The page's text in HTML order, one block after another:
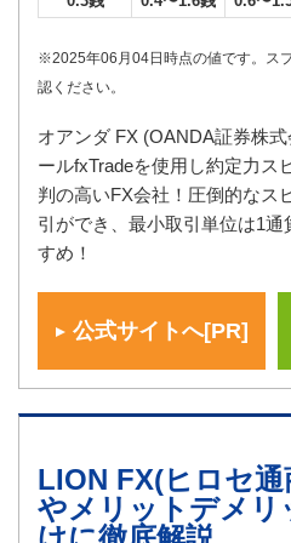
※2025年06月04日時点の値です。ス
認ください。
オアンダ FX (OANDA証券株
ールfxTradeを使用し約定力ス
判の高いFX会社！圧倒的なス
引ができ、最小取引単位は1
すめ！
公式サイトへ[PR]
LION FX(ヒロセ通
やメリットデメリ